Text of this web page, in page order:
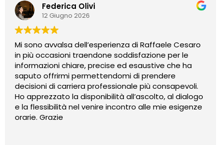
Federica Olivi
12 Giugno 2026
Mi sono avvalsa dell’esperienza di Raffaele Cesaro
in più occasioni traendone soddisfazione per le
informazioni chiare, precise ed esaustive che ha
saputo offrirmi permettendomi di prendere
decisioni di carriera professionale più consapevoli.
Ho apprezzato la disponibilità all’ascolto, al dialogo
e la flessibilità nel venire incontro alle mie esigenze
orarie. Grazie